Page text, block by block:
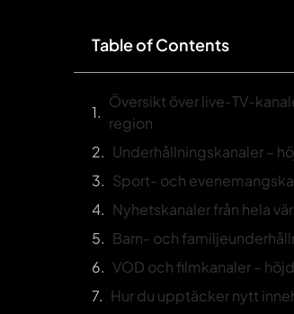
Table of Contents
Översikt över live-TV-
region
Underhållningskanaler –
Sport- och
Nyhetskanaler från hela
Barn- och
VOD och filmkanaler –
Hur du upptäcker nytt